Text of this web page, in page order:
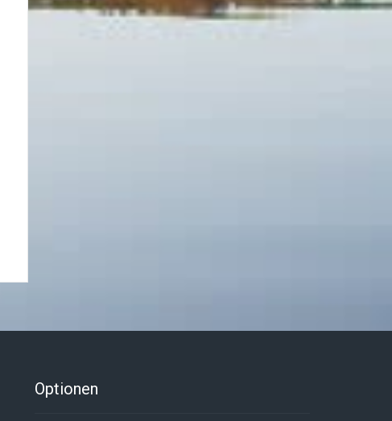
Optionen